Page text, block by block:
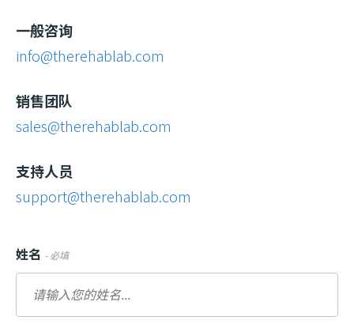
一般咨询
info@therehablab.com
销售团队
sales@therehablab.com
支持人员
support@therehablab.com
姓名 - 必填